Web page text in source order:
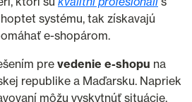
systému, tak získavajú
e-shopárom.
pre vedenie e-shopu na
republike a Maďarsku. Napriek
môžu vyskytnúť situácie,